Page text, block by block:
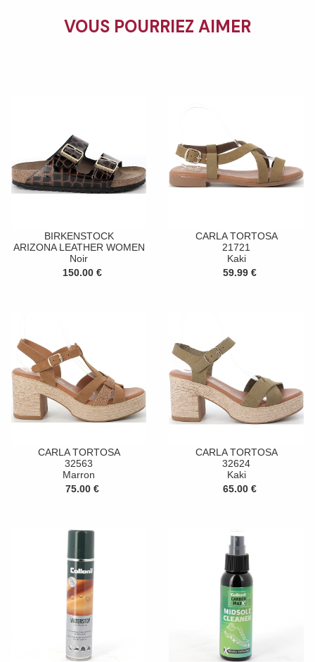
VOUS POURRIEZ AIMER
BIRKENSTOCK
ARIZONA LEATHER WOMEN
Noir
150.00 €
CARLA TORTOSA
21721
Kaki
59.99 €
CARLA TORTOSA
32563
Marron
75.00 €
CARLA TORTOSA
32624
Kaki
65.00 €